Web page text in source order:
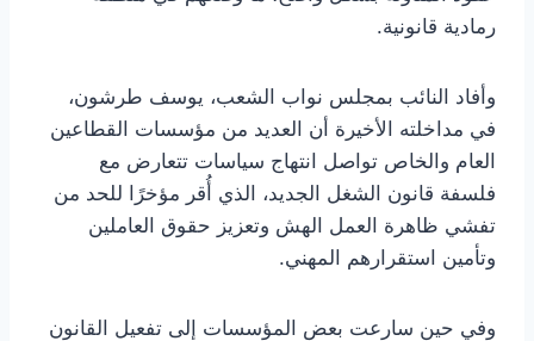
رمادية قانونية.
وأفاد النائب بمجلس نواب الشعب، يوسف طرشون،
في مداخلته الأخيرة أن العديد من مؤسسات القطاعين
العام والخاص تواصل انتهاج سياسات تتعارض مع
فلسفة قانون الشغل الجديد، الذي أُقر مؤخرًا للحد من
تفشي ظاهرة العمل الهش وتعزيز حقوق العاملين
وتأمين استقرارهم المهني.
وفي حين سارعت بعض المؤسسات إلى تفعيل القانون